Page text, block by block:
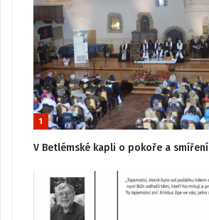
1
V Betlémské kapli o pokoře a smíření